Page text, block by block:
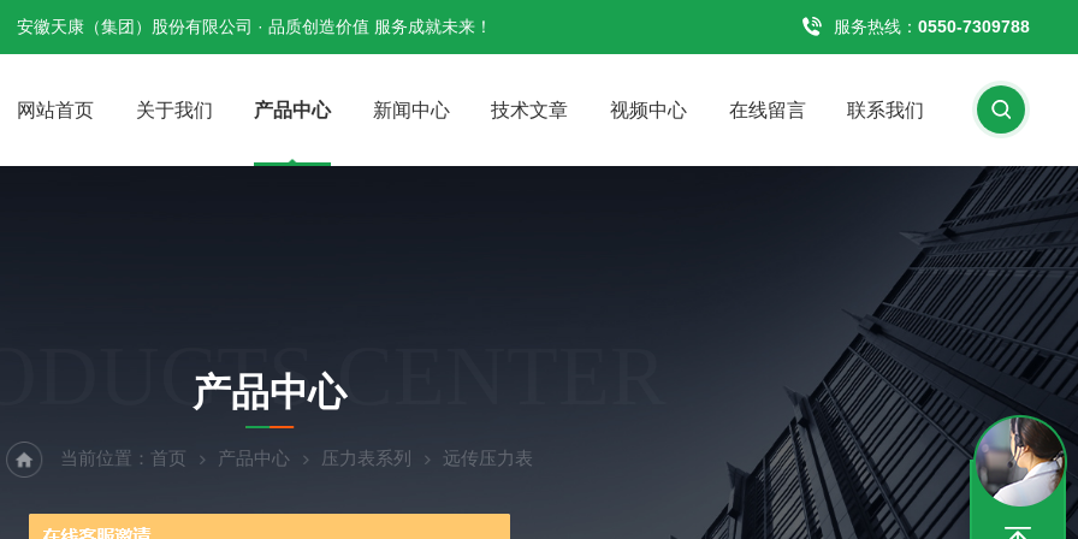
安徽天康（集团）股份有限公司 · 品质创造价值 服务成就未来！ 服务热线： 0550-7309788
网站首页 关于我们 产品中心 新闻中心 技术文章 视频中心 在线留言 联系我们
CENTER
产品中心
当前位置： 首页 产品中心 压力表系列 远传压力表